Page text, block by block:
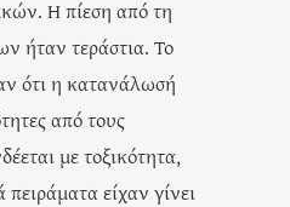
Η πίεση από τη
ήταν τεράστια. Το
ότι η κατανάλωσή
από τους
με τοξικότητα,
πειράματα είχαν γίνει